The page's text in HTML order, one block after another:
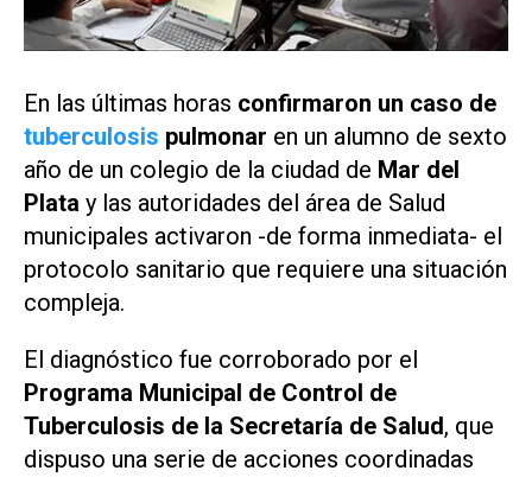
En las últimas horas confirmaron un caso de
tuberculosis pulmonar en un alumno de sexto
año de un colegio de la ciudad de Mar del
Plata y las autoridades del área de Salud
municipales activaron -de forma inmediata- el
protocolo sanitario que requiere una situación
compleja.
El diagnóstico fue corroborado por el
Programa Municipal de Control de
Tuberculosis de la Secretaría de Salud, que
dispuso una serie de acciones coordinadas